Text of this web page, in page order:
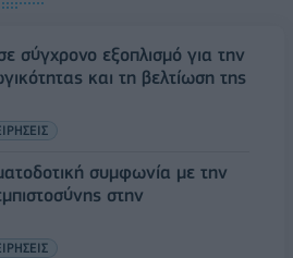
σύγχρονο εξοπλισμό για την
και τη βελτίωση της
συμφωνία με την
στην